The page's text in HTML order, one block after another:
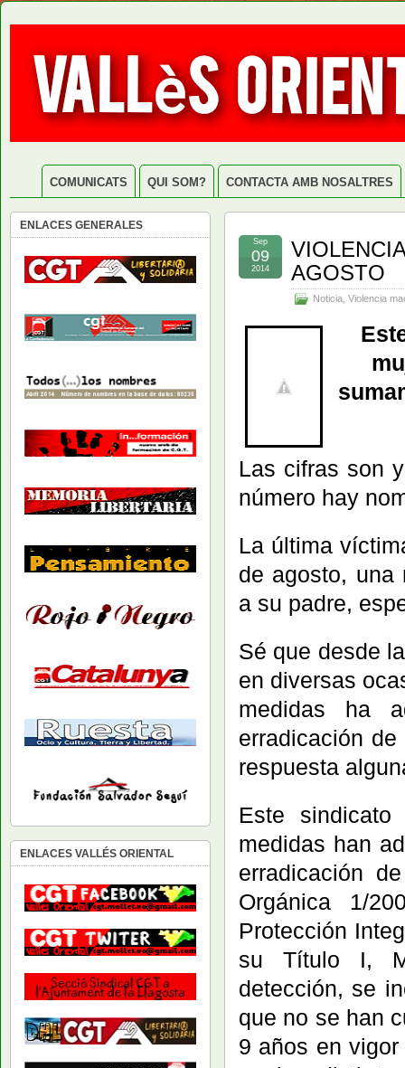
COMUNICATS QUI SOM? CONTACTA AMB NOSALTRES
AGOSTO
Noticia Violencia
Sep
09
2014
Las cifras son
número hay
La última
de agosto, una
a su padre,
Sé que desde
en diversas
medidas ha
erradicación
respuesta
Este
medidas han
erradicación
Orgánica 1/
Protección
su Título I,
detección, se
que no se han
9 años en
ENLACES GENERALES
ENLACES VALLÉS ORIENTAL